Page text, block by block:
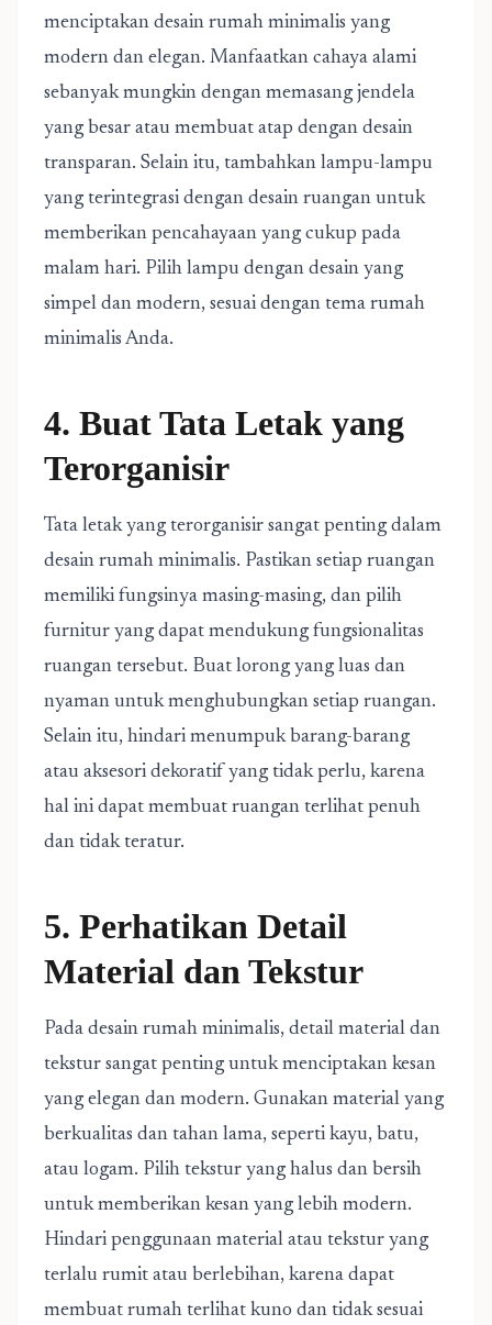
menciptakan desain rumah minimalis yang
modern dan elegan. Manfaatkan cahaya alami
sebanyak mungkin dengan memasang jendela
yang besar atau membuat atap dengan desain
transparan. Selain itu, tambahkan lampu-lampu
yang terintegrasi dengan desain ruangan untuk
memberikan pencahayaan yang cukup pada
malam hari. Pilih lampu dengan desain yang
simpel dan modern, sesuai dengan tema rumah
minimalis Anda.
4. Buat Tata Letak yang
Terorganisir
Tata letak yang terorganisir sangat penting dalam
desain rumah minimalis. Pastikan setiap ruangan
memiliki fungsinya masing-masing, dan pilih
furnitur yang dapat mendukung fungsionalitas
ruangan tersebut. Buat lorong yang luas dan
nyaman untuk menghubungkan setiap ruangan.
Selain itu, hindari menumpuk barang-barang
atau aksesori dekoratif yang tidak perlu, karena
hal ini dapat membuat ruangan terlihat penuh
dan tidak teratur.
5. Perhatikan Detail
Material dan Tekstur
Pada desain rumah minimalis, detail material dan
tekstur sangat penting untuk menciptakan kesan
yang elegan dan modern. Gunakan material yang
berkualitas dan tahan lama, seperti kayu, batu,
atau logam. Pilih tekstur yang halus dan bersih
untuk memberikan kesan yang lebih modern.
Hindari penggunaan material atau tekstur yang
terlalu rumit atau berlebihan, karena dapat
membuat rumah terlihat kuno dan tidak sesuai